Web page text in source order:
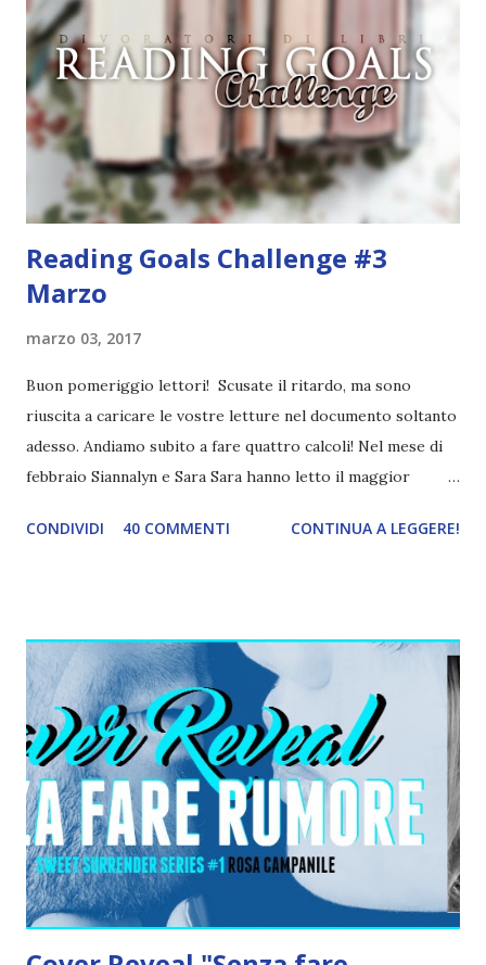
all'invasione. Ed Ezra e Kady, che si rivolgono a malapena la
parola, sono costretti a cercare insieme una via di fuga.
Alcuni giorni dopo, però, un mortale virus mutante inizia a
diffondersi a bordo di una delle navi sulle quali si trovano i
due ragazzi e gli altri superstiti. Come se non bastasse,
AIDAN, l'intelligenza artificiale ch...
Reading Goals Challenge #3
Marzo
marzo 03, 2017
Buon pomeriggio lettori! Scusate il ritardo, ma sono
riuscita a caricare le vostre letture nel documento soltanto
adesso. Andiamo subito a fare quattro calcoli! Nel mese di
febbraio Siannalyn e Sara Sara hanno letto il maggior
completare 22 obiettivi in un mese mentre Maria di Blog
completare due obiettivi: Leggi un libro dove la musica ha
un ruolo fondamentale Leggi un libro dove il protagonista
è un artista Andrà meglio la prossima volta. Spero. Infine, il
mini-premio del mese ! Questa volta lo ha vinto ARYA !
Congratulazioni :D Appena possibile lasciami il tuo
indirizzo e provvederò a mandarti un piccolo pensiero che
spero gradirai! LETTURE DI MARZO Titolo libro | <a href="
SOSTITUIRE CON IL LINK DELLA RECE...
CONDIVIDI 40 COMMENTI CONTINUA A LEGGERE!